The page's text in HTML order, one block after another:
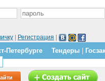
Регистрация
Петербурге Тендеры